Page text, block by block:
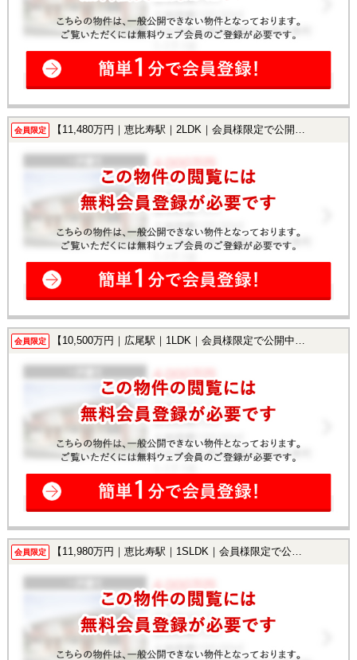
会員限定 【11,480万円｜恵比寿駅｜2LDK｜会員様限定で公開中！】
会員限定 【10,500万円｜広尾駅｜1LDK｜会員様限定で公開中！】
会員限定 【11,980万円｜恵比寿駅｜1SLDK｜会員様限定で公開中！】